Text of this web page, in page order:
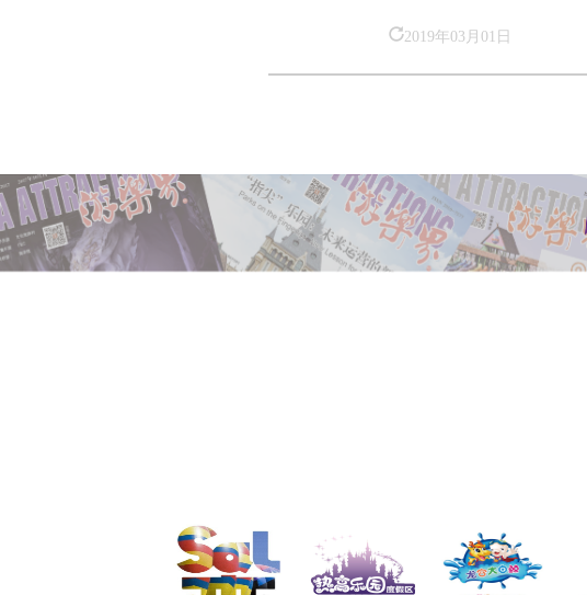
2019年03月01日